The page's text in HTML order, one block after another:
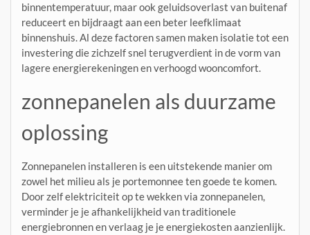
binnentemperatuur, maar ook geluidsoverlast van buitenaf
reduceert en bijdraagt aan een beter leefklimaat
binnenshuis. Al deze factoren samen maken isolatie tot een
investering die zichzelf snel terugverdient in de vorm van
lagere energierekeningen en verhoogd wooncomfort.
zonnepanelen als duurzame
oplossing
Zonnepanelen installeren is een uitstekende manier om
zowel het milieu als je portemonnee ten goede te komen.
Door zelf elektriciteit op te wekken via zonnepanelen,
verminder je je afhankelijkheid van traditionele
energiebronnen en verlaag je je energiekosten aanzienlijk.